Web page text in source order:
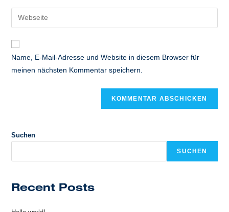
zum
Kommentieren
ein
E-
Mail-
zum
Kommentieren
ein
Gib
deine
Website-
Name, E-Mail-Adresse und Website in diesem Browser für
meinen nächsten Kommentar speichern.
Suchen
SUCHEN
Recent Posts